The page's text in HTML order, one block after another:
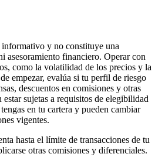
informativo y no constituye una
asesoramiento financiero. Operar con
como la volatilidad de los precios y la
empezar, evalúa si tu perfil de riesgo
descuentos en comisiones y otras
sujetas a requisitos de elegibilidad
en tu cartera y pueden cambiar
vigentes.
hasta el límite de transacciones de tu
otras comisiones y diferenciales.